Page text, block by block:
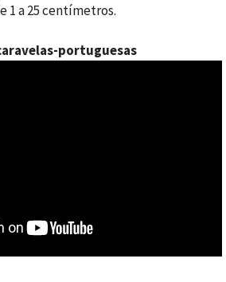
1 a 25 centímetros.
portuguesas